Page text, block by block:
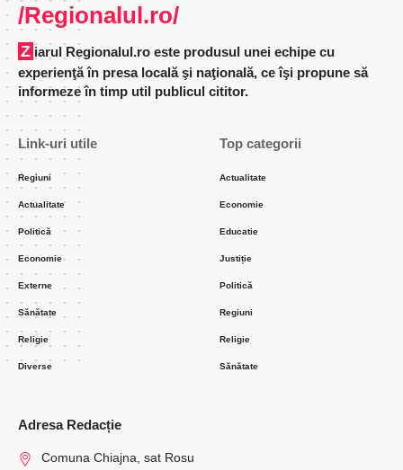
/Regionalul.ro/
Ziarul Regionalul.ro este produsul unei echipe cu
experienţă în presa locală şi naţională, ce îşi propune să
informeze în timp util publicul cititor.
Link-uri utile
Regiuni
Actualitate
Politică
Economie
Externe
Sănătate
Religie
Diverse
Top categorii
Actualitate
Economie
Educatie
Justiție
Politică
Regiuni
Religie
Sănătate
Adresa Redacție
Comuna Chiajna, sat Rosu